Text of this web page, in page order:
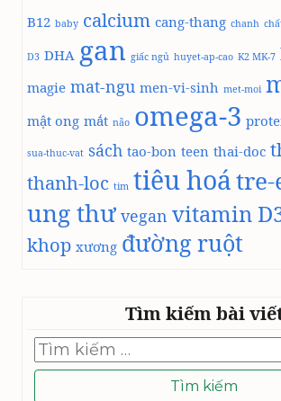
B12 baby calcium cang-thang chanh
D3 DHA gan giấc ngủ huyet-ap-cao K2 MK-7
magie mat-ngu men-vi-sinh met-moi
mật ong mắt não omega-3
sua-thuc-vat sách tao-bon teen thai-doc
thanh-loc tim tiêu hoátre-
ung thư vegan vitamin
khop xương đường ruột
Tìm kiếm bài
Tìm
kiếm
cho: